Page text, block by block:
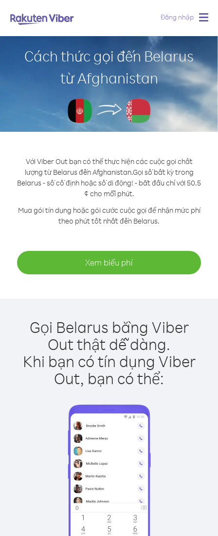
Đăng nhập
Cách thức gọi đến Belarus
từ Afghanistan
Với Viber Out bạn có thể thực hiện các cuộc gọi chất
lượng từ Belarus đến Afghanistan.Gọi số bất kỳ trong
Belarus - số cố định hoặc số di động! - bắt đầu chỉ với 50.5
¢ cho mỗi phút.
Mua gói tín dụng hoặc gói cước cuộc gọi để nhận mức phí
theo phút tốt nhất đến Belarus.
Xem biểu phí
Gọi Belarus bằng Viber
Out thật dễ dàng.
Khi bạn có tín dụng Viber
Out, bạn có thể: